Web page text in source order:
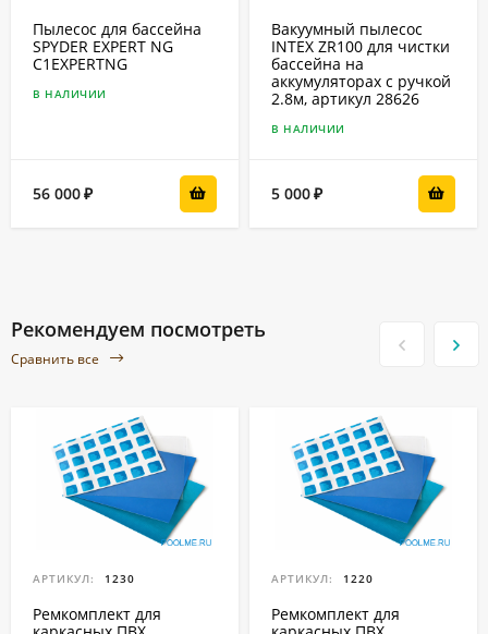
Пылесос для бассейна
SPYDER EXPERT NG
C1EXPERTNG
В НАЛИЧИИ
56 000₽
Вакуумный пылесос
INTEX ZR100 для чистки
бассейна на
аккумуляторах с ручкой
2.8м, артикул 28626
В НАЛИЧИИ
5 000₽
Рекомендуем посмотреть
Сравнить все
АРТИКУЛ: 1230
Ремкомплект для
АРТИКУЛ: 1220
Ремкомплект для